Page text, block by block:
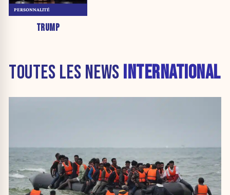
TRUMP
PERSONNALITÉ
TOUTES LES NEWS INTERNATIONAL